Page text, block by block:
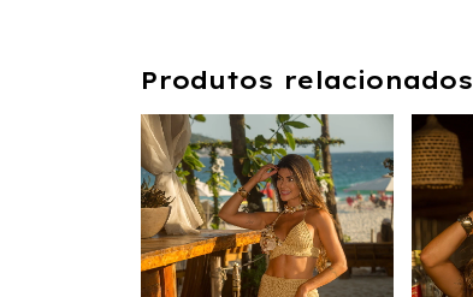
Produtos relacionados